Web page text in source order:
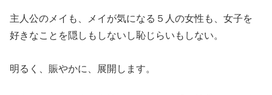
主人公のメイも、メイが気になる５人の女性も、女子を
好きなことを隠しもしないし恥じらいもしない。
明るく、賑やかに、展開します。